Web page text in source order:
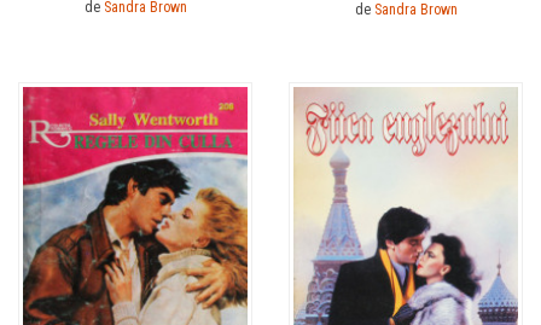
de Sandra Brown de Sandra Brown